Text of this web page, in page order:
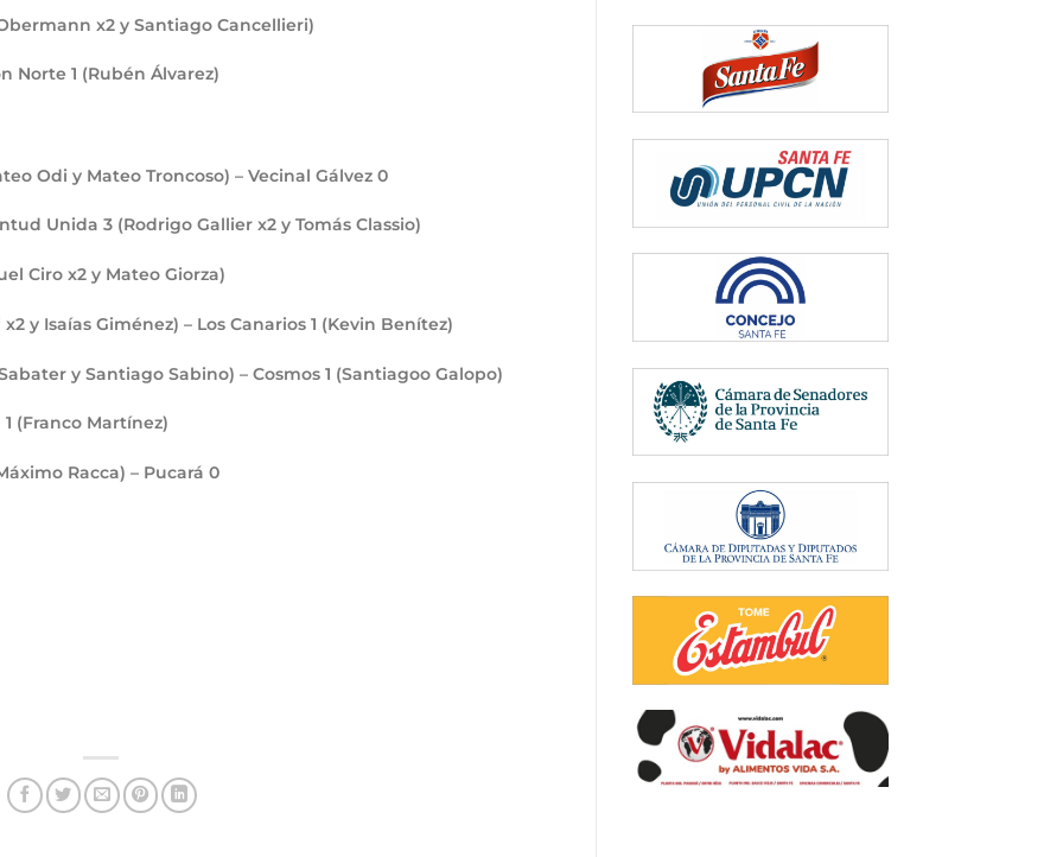
x2 y Santiago Cancellieri)
Norte 1 (Rubén Álvarez)
Odi y Mateo Troncoso) – Vecinal Gálvez 0
Unida 3 (Rodrigo Gallier x2 y Tomás Classio)
Ciro x2 y Mateo Giorza)
y Isaías Giménez) – Los Canarios 1 (Kevin Benítez)
y Santiago Sabino) – Cosmos 1 (Santiagoo Galopo)
1 (Franco Martínez)
Racca) – Pucará 0